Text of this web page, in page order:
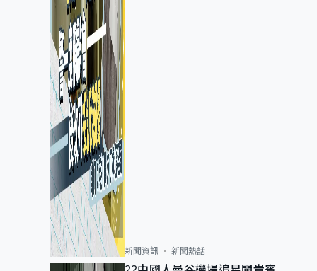
新聞資訊 新聞熱話